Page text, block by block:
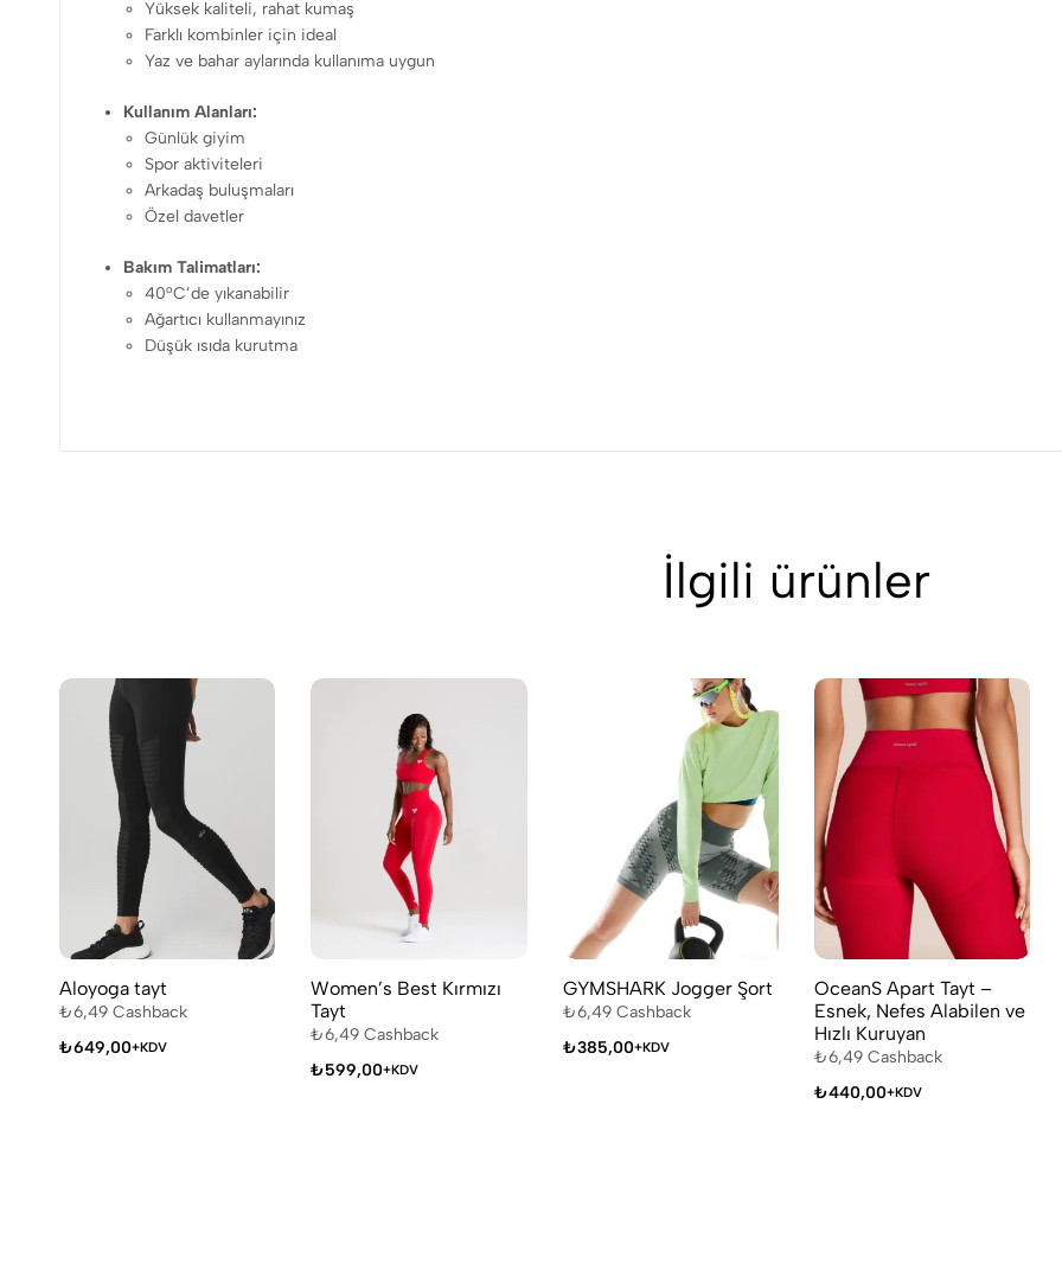
Yüksek kaliteli, rahat kumaş
Farklı kombinler için ideal
Yaz ve bahar aylarında kullanıma uygun
Kullanım Alanları:
Günlük giyim
Spor aktiviteleri
Arkadaş buluşmaları
Özel davetler
Bakım Talimatları:
40°C’de yıkanabilir
Ağartıcı kullanmayınız
Düşük ısıda kurutma
İlgili ürünler
Aloyoga tayt
₺6,49 Cashback
₺649,00+KDV
Women’s Best Kırmızı
Tayt
₺6,49 Cashback
₺599,00+KDV
GYMSHARK Jogger Şort
₺6,49Cashback
₺385,00+KDV
OceanS Apart Tayt –
Esnek, Nefes Alabilen ve
Hızlı Kuruyan
₺6,49Cashback
₺440,00+KDV